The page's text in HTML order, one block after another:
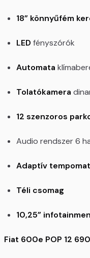
18” könnyűfém
LED fényszórók
Automata
Tolatókamera
12 szenzoros
Audio rendszer 6
Adaptív tempomat
Téli csomag
10,25”
Fiat 600e POP 12